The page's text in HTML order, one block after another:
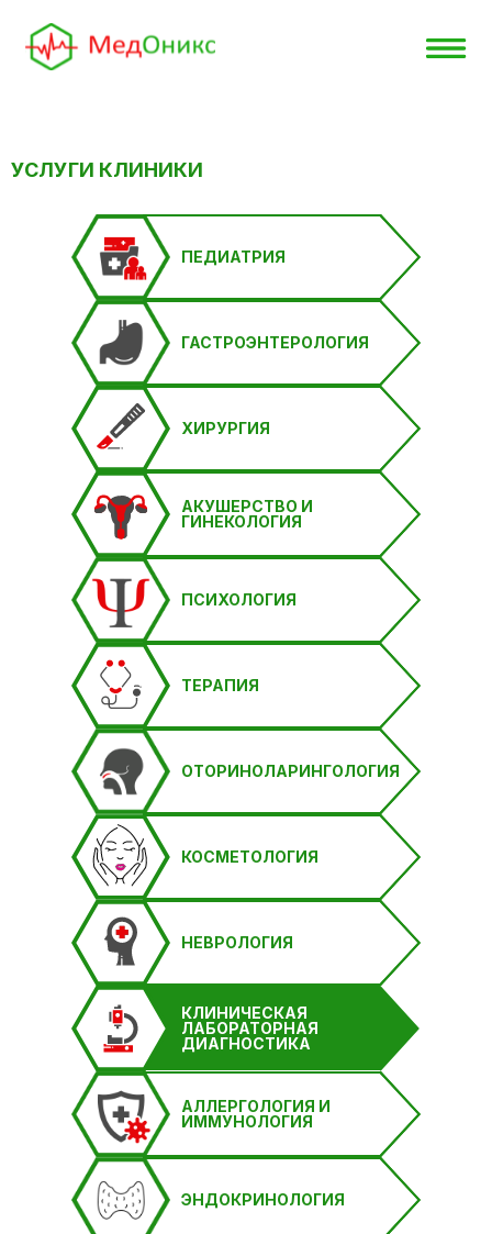
УСЛУГИ КЛИНИКИ
ПЕДИАТРИЯ
ГАСТРОЭНТЕРОЛОГИЯ
ХИРУРГИЯ
АКУШЕРСТВО И
ГИНЕКОЛОГИЯ
ПСИХОЛОГИЯ
ТЕРАПИЯ
ОТОРИНОЛАРИНГОЛОГИЯ
КОСМЕТОЛОГИЯ
НЕВРОЛОГИЯ
КЛИНИЧЕСКАЯ
ЛАБОРАТОРНАЯ
ДИАГНОСТИКА
АЛЛЕРГОЛОГИЯ И
ИММУНОЛОГИЯ
ЭНДОКРИНОЛОГИЯ